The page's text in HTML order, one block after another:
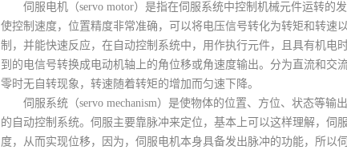
伺服电机（servo motor）是指在伺服系统中控制机械元件运转的
使控制速度，位置精度非常准确，可以将电压信号转化为转矩和转速
制，并能快速反应，在自动控制系统中，用作执行元件，且具有机电
到的电信号转换成电动机轴上的角位移或角速度输出。分为直流和交
零时无自转现象，转速随着转矩的增加而匀速下降。
伺服系统（servo mechanism）是使物体的位置、方位、状态等输
的自动控制系统。伺服主要靠脉冲来定位，基本上可以这样理解，伺
度，从而实现位移，因为，伺服电机本身具备发出脉冲的功能，所以